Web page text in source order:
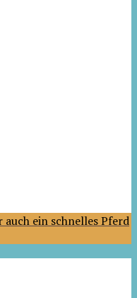
auch ein schnelles Pferd